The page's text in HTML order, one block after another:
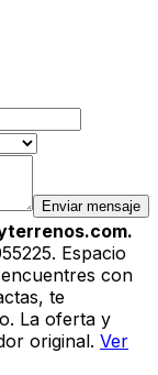
Enviar mensaje
. Espacio
con
te
La oferta y
original. Ver